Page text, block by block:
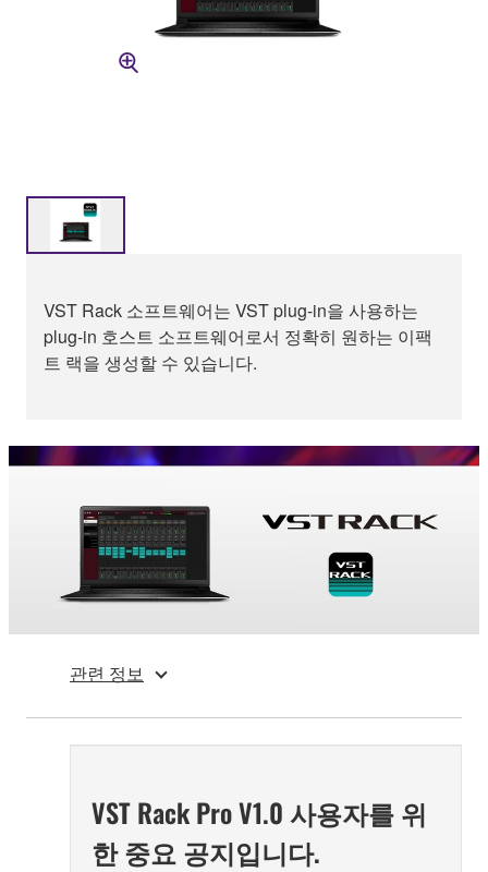
VST Rack 소프트웨어는 VST plug-in을 사용하는
plug-in 호스트 소프트웨어로서 정확히 원하는 이팩
트 랙을 생성할 수 있습니다.
관련 정보
VST Rack Pro V1.0 사용자를 위
한 중요 공지입니다.